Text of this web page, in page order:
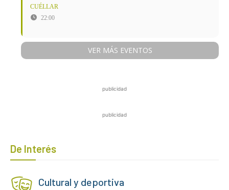
CUÉLLAR
22:00
VER MÁS EVENTOS
publicidad
publicidad
De Interés
Cultural y deportiva